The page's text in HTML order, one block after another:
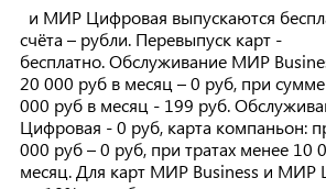
и МИР Цифровая выпускаются
счёта – рубли. Перевыпуск карт -
бесплатно. Обслуживание МИР
20 000 руб в месяц – 0 руб, при
000 руб в месяц - 199 руб.
Цифровая - 0 руб, карта компаньон:
000 руб – 0 руб, при тратах менее 10
месяц. Для карт МИР Business и МИР